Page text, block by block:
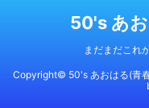
50's あ
まだまだこれ
Copyright© 50's あおはる(青